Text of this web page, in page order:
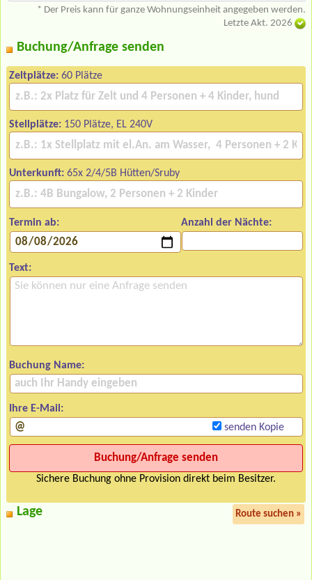
* Der Preis kann für ganze Wohnungseinheit angegeben werden.
Letzte Akt. 2026
Buchung/Anfrage senden
Zeltplätze: 60 Plätze
Stellplätze: 150 Plätze, EL 240V
Unterkunft: 65x 2/4/5B Hütten/Sruby
Termin ab: Anzahl der Nächte:
Text:
Buchung Name:
Ihre E-Mail:
senden Kopie
Sichere Buchung ohne Provision direkt beim Besitzer.
Lage Route suchen »